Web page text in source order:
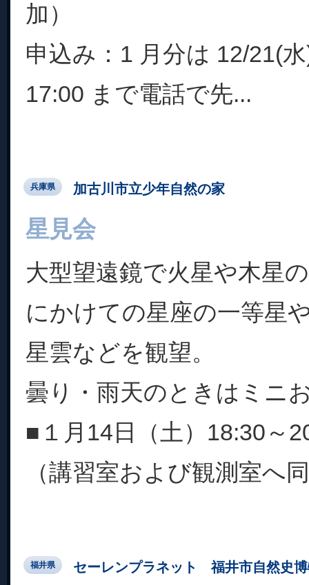
加）
申込み：1 月分は 12/21(
17:00 まで電話で先...
兵庫県 加古川市立少年自然の家
星見会
大型望遠鏡で火星や木星
にかけての星座の一等星
星雲などを観望。
曇り・雨天のときはミニ
■１月14日（土）18:30～
（講習室および観測室へ
福井県 セーレンプラネット 福井市自然史